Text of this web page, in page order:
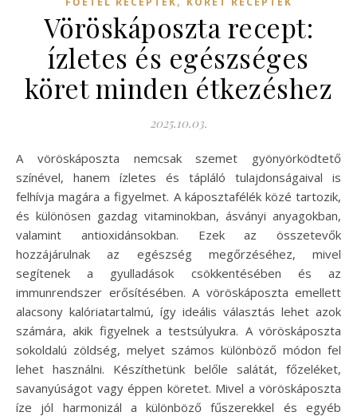
Vöröskáposzta recept:
ízletes és egészséges
köret minden étkezéshez
2025.10.03.
A vöröskáposzta nemcsak szemet gyönyörködtető
színével, hanem ízletes és tápláló tulajdonságaival is
felhívja magára a figyelmet. A káposztafélék közé tartozik,
és különösen gazdag vitaminokban, ásványi anyagokban,
valamint antioxidánsokban. Ezek az összetevők
hozzájárulnak az egészség megőrzéséhez, mivel
segítenek a gyulladások csökkentésében és az
immunrendszer erősítésében. A vöröskáposzta emellett
alacsony kalóriatartalmú, így ideális választás lehet azok
számára, akik figyelnek a testsúlyukra. A vöröskáposzta
sokoldalú zöldség, melyet számos különböző módon fel
lehet használni. Készíthetünk belőle salátát, főzeléket,
savanyúságot vagy éppen köretet. Mivel a vöröskáposzta
íze jól harmonizál a különböző fűszerekkel és egyéb